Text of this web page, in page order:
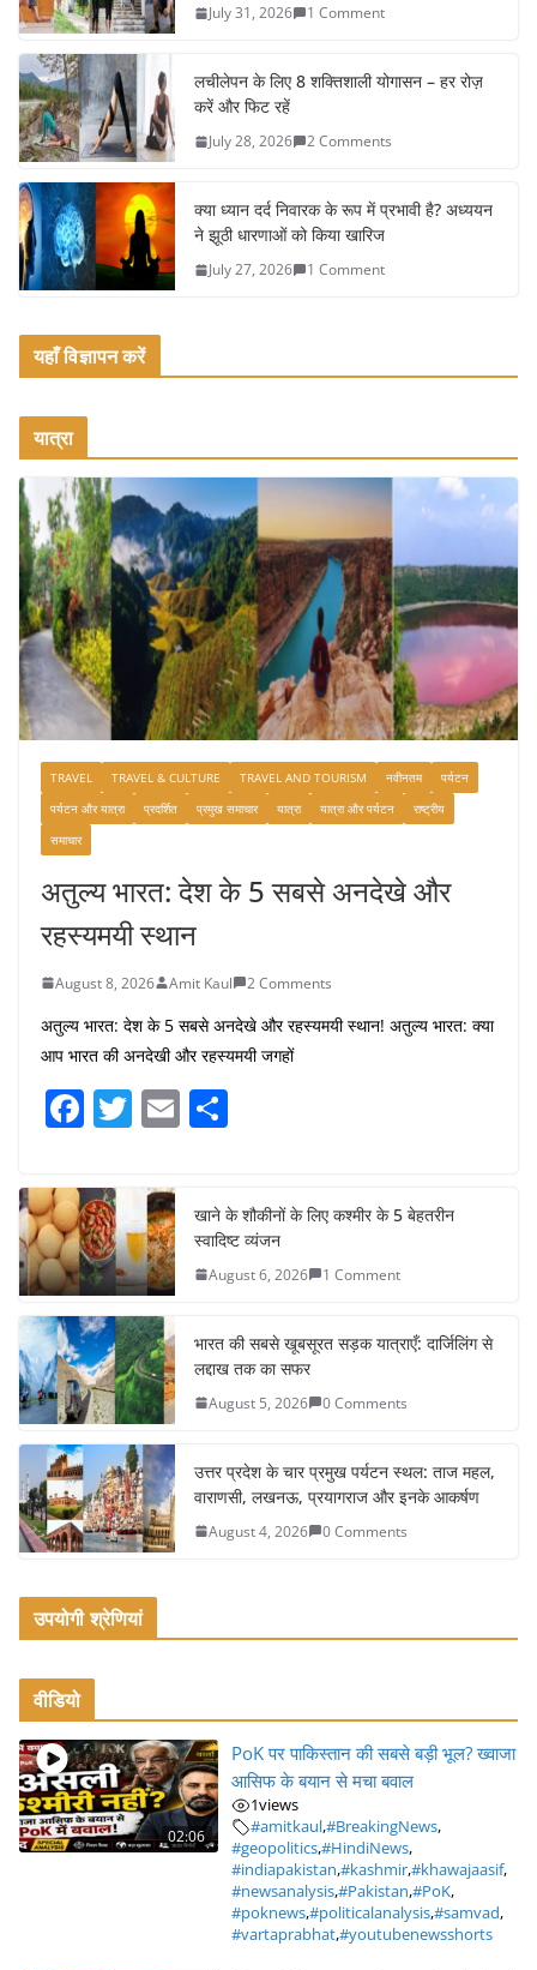
o
o
k
July 31, 2026 1 Comment
लचीलेपन के लिए 8 शक्तिशाली योगासन – हर रोज़
करें और फिट रहें
July 28, 2026 2 Comments
क्या ध्यान दर्द निवारक के रूप में प्रभावी है? अध्ययन
ने झूठी धारणाओं को किया खारिज
July 27, 2026 1 Comment
यहाँ विज्ञापन करें
यात्रा
TRAVEL TRAVEL & CULTURE TRAVEL AND TOURISM नवीनतम
पर्यटन
पर्यटन और यात्रा
प्रदर्शित प्रमुख समाचार यात्रा यात्रा और पर्यटन
राष्ट्रीय
समाचार
अतुल्य भारत: देश के 5 सबसे अनदेखे और
रहस्यमयी स्थान
August 8, 2026 Amit Kaul 2 Comments
अतुल्य भारत: देश के 5 सबसे अनदेखे और रहस्यमयी स्थान! अतुल्य भारत: क्या
आप भारत की अनदेखी और रहस्यमयी जगहों
F
c
e
b
o
o
k
T
itt
er
E
e
खाने के शौकीनों के लिए कश्मीर के 5 बेहतरीन
स्वादिष्ट व्यंजन
August 6, 2026 1 Comment
भारत की सबसे खूबसूरत सड़क यात्राएँ: दार्जिलिंग से
लद्दाख तक का सफर
August 5, 2026 0 Comments
उत्तर प्रदेश के चार प्रमुख पर्यटन स्थल: ताज महल,
वाराणसी, लखनऊ, प्रयागराज और इनके आकर्षण
August 4, 2026 0 Comments
उपयोगी श्रेणियां
वीडियो
02:06
PoK पर पाकिस्तान की सबसे बड़ी भूल? ख्वाजा
आसिफ के बयान से मचा बवाल
1views
#amitkaul,#BreakingNews,
#geopolitics,#HindiNews,
#indiapakistan,#kashmir,#khawajaasif,
#newsanalysis,#Pakistan,#PoK,
#poknews,#politicalanalysis,#samvad,
#vartaprabhat,#youtubenewsshorts